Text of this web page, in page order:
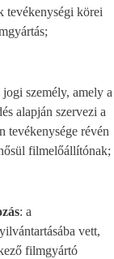
tevékenységi körei
jogi személy, amely a
alapján szervezi a
tevékenysége révén
filmelőállítónak;
: a
vett,
filmgyártó